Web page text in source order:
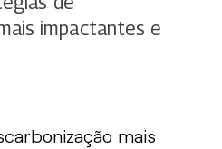
impactantes e
mais